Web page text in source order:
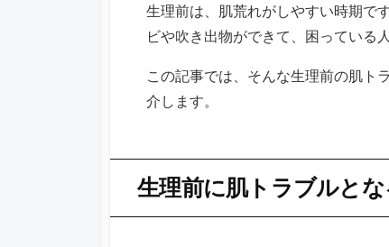
生理前は、肌荒れがしやすい時期で
ビや吹き出物ができて、困っている
この記事では、そんな生理前の肌ト
介します。
生理前に肌トラブルと